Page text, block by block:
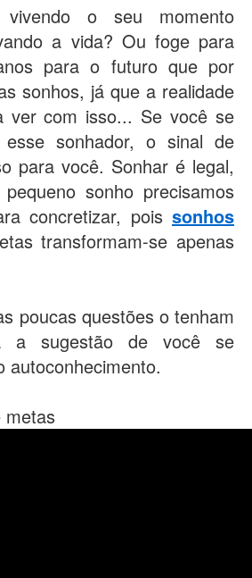
o seu momento
a vida? Ou foge para
para o futuro que por
sonhos, já que a realidade
ver com isso... Se você se
esse sonhador, o sinal de
para você. Sonhar é legal,
sonho precisamos
concretizar, pois sonhos
transformam-se apenas
poucas questões o tenham
a sugestão de você se
autoconhecimento.
metas